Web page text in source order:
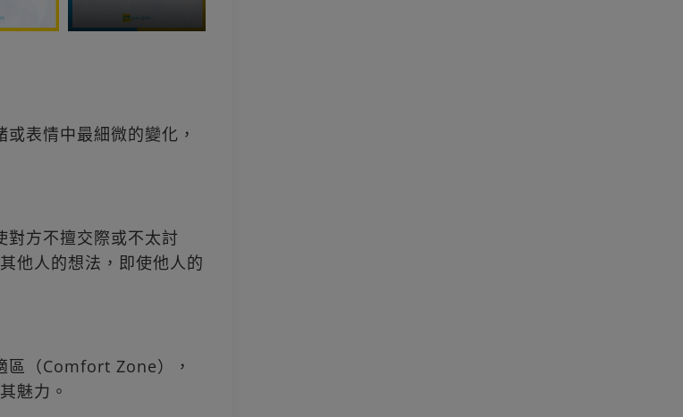
表情中最細微的變化，
對方不擅交際或不太討
他人的想法，即使他人的
區（Comfort Zone），
魅力。